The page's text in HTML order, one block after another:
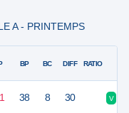
A - PRINTEMPS
BP BC DIFF RATIO
1 38 8 30 V